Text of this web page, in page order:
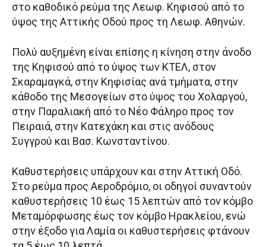
στο καθοδικό ρεύμα της Λεωφ. Κηφισού από το
ύψος της Αττικής Οδού προς τη Λεωφ. Αθηνών.
Πολύ αυξημένη είναι επίσης η κίνηση στην άνοδο
της Κηφισού από το ύψος των ΚΤΕΛ, στον
Σκαραμαγκά, στην Κηφισίας ανά τμήματα, στην
κάθοδο της Μεσογείων στο ύψος του Χολαργού,
στην Παραλιακή από το Νέο Φάληρο προς τον
Πειραιά, στην Κατεχάκη και στις ανόδους
Συγγρού και Βασ. Κωνσταντίνου.
Καθυστερήσεις υπάρχουν και στην Αττική Οδό.
Στο ρεύμα προς Αεροδρόμιο, οι οδηγοί συναντούν
καθυστερήσεις 10 έως 15 λεπτών από τον κόμβο
Μεταμόρφωσης έως τον κόμβο Ηρακλείου, ενώ
στην έξοδο για Λαμία οι καθυστερήσεις φτάνουν